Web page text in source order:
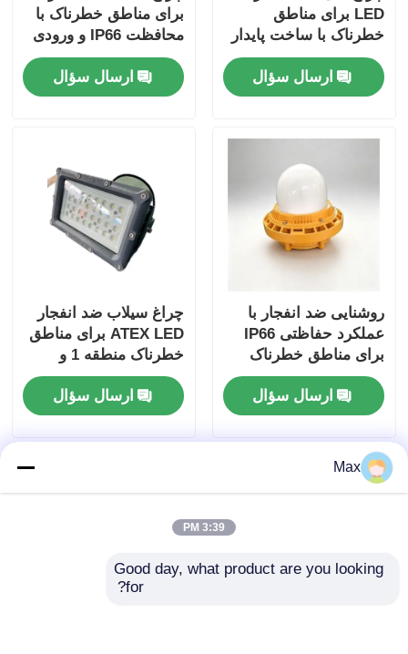
LED برای مناطق
خطرناک با ساخت پایدار
ارسال سؤال
برای مناطق خطرناک با
محافظت IP66 و ورودی
ولتاژ بزرگ 100-277VAC
ارسال سؤال
روشنایی ضد انفجار با
عملکرد حفاظتی IP66
برای مناطق خطرناک
ارسال سؤال
چراغ سیلاب ضد انفجار
ATEX LED برای مناطق
خطرناک منطقه 1 و
منطقه 2
ارسال سؤال
Max
3:39 PM
Good day, what product are you looking
for?